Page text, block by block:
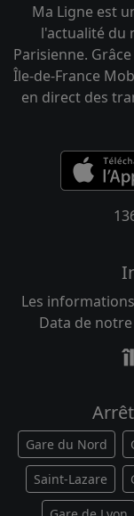
Ma Ligne est
l'actualité du
Parisienne.
Île-de-France
en direct des
Les
Data de
Gare du Nord
Saint-Lazare